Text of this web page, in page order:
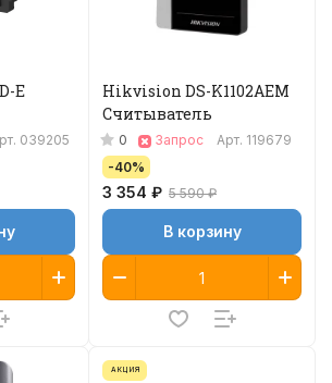
E
039205
Hikvision DS-K1102AEM
Считыватель
0 Запрос Арт. 119679
-40%
3 354 ₽ 5 590 ₽
В корзину
АКЦИЯ